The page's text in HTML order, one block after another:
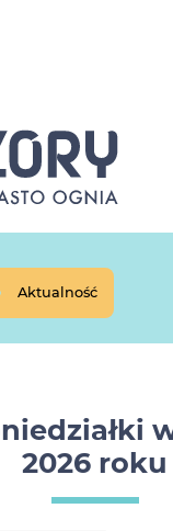
Aktualność
2026 roku